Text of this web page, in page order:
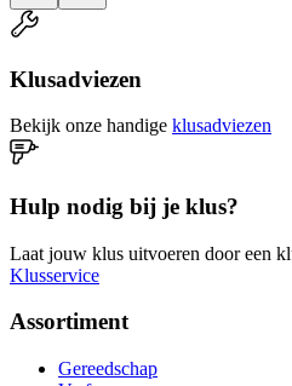
Klusadviezen
Bekijk onze handige klusadviezen
Hulp nodig bij je klus?
Laat jouw klus uitvoeren door een
Klusservice
Assortiment
Gereedschap